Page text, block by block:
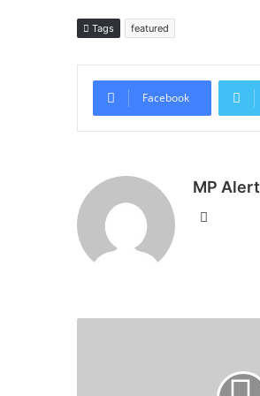
Tags featured
Facebook
MP Alert
Website